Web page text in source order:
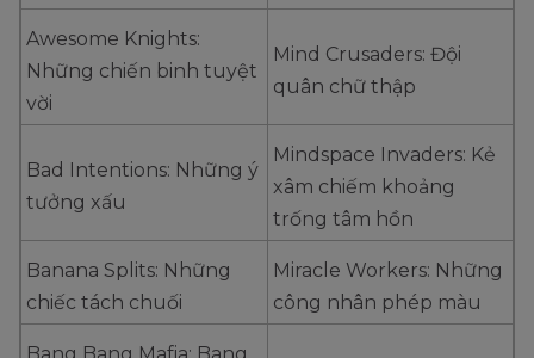
Awesome Knights:
Những chiến binh tuyệt
vời
Mind Crusaders: Đội
quân chữ thập
Bad Intentions: Những ý
tưởng xấu
Mindspace Invaders: Kẻ
xâm chiếm khoảng
trống tâm hồn
Banana Splits: Những
chiếc tách chuối
Miracle Workers: Những
công nhân phép màu